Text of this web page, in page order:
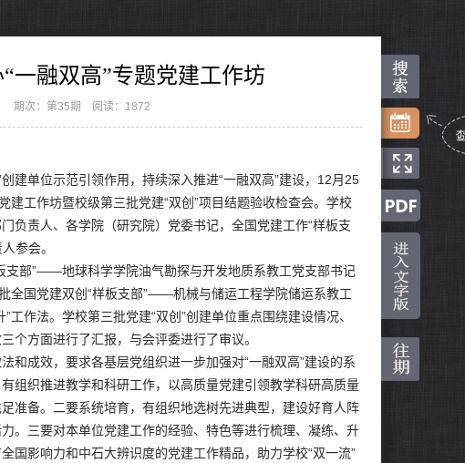
一融双高”专题党建工作坊
期次：第35期 阅读：1872
建单位示范引领作用，持续深入推进“一融双高”建设，12月25
建工作坊暨校级第三批党建“双创”项目结题验收检查会。学校
负责人、各学院（研究院）党委书记，全国党建工作“样板支
参会。
支部”——地球科学学院油气勘探与开发地质系教工党支部书记
全国党建双创“样板支部”——机械与储运工程学院储运系教工
工作法。学校第三批党建“双创”创建单位重点围绕建设情况、
个方面进行了汇报，与会评委进行了审议。
和成效，要求各基层党组织进一步加强对“一融双高”建设的系
组织推进教学和科研工作，以高质量党建引领教学科研高质量
准备。二要系统培育，有组织地选树先进典型，建设好育人阵
。三要对本单位党建工作的经验、特色等进行梳理、凝练、升
国影响力和中石大辨识度的党建工作精品，助力学校“双一流”